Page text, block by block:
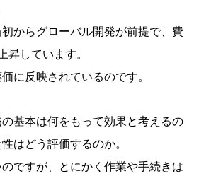
からグローバル開発が前提で、費
昇しています。
に反映されているのです。
基本は何をもって効果と考えるの
はどう評価するのか。
ですが、とにかく作業や手続きは